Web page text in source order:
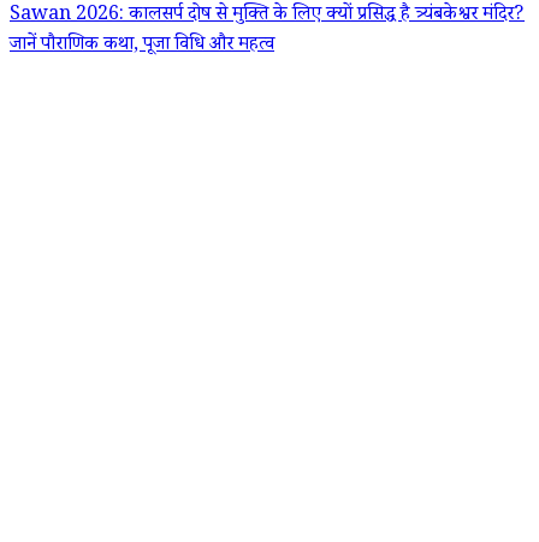
Sawan 2026: कालसर्प दोष से मुक्ति के लिए क्यों प्रसिद्ध है त्र्यंबकेश्वर मंदिर?
जानें पौराणिक कथा, पूजा विधि और महत्व